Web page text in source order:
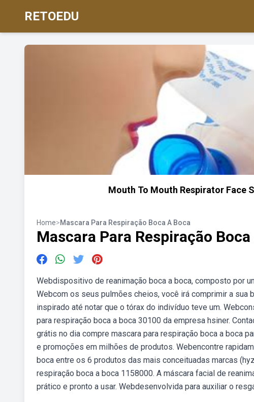
RETOEDU
Mouth To Mouth Respirator Face
Home>Mascara Para Respiração Boca A Boca
Mascara Para Respiração Boca
Webdispositivo de reanimação boca a boca, composto por
Webcom os seus pulmões cheios, você irá comprimir a sua
inspirado até notar que o tórax do indivíduo teve um.
para respiração boca a boca 30100 da empresa hsiner.
grátis no dia compre mascara para respiração boca a boca
e promoções em milhões de produtos. Webencontre
boca entre os 6 produtos das mais conceituadas marcas
respiração boca a boca 1158000. A máscara facial de
prático e pronto a usar. Webdesenvolvida para auxiliar o